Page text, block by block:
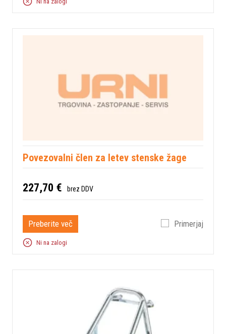
Povezovalni člen za letev stenske žage
227,70 € brez DDV
Preberite več Primerjaj
Ni na zalogi